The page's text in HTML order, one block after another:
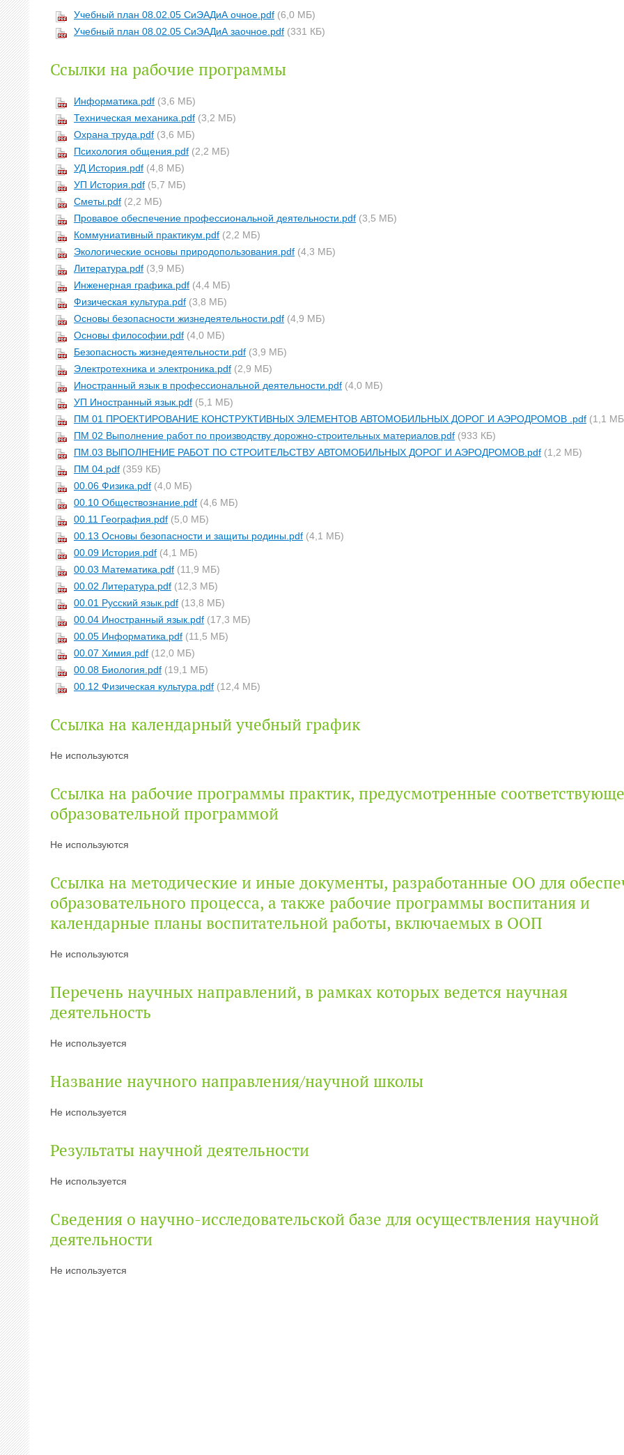
Учебный план 08.02.05 СиЭАДиА очное.pdf (6,0 МБ)
Учебный план 08.02.05 СиЭАДиА заочное.pdf (331 КБ)
Ссылки на рабочие программы
Информатика.pdf (3,6 МБ)
Техническая механика.pdf (3,2 МБ)
Охрана труда.pdf (3,6 МБ)
Психология общения.pdf (2,2 МБ)
УД История.pdf (4,8 МБ)
УП История.pdf (5,7 МБ)
Сметы.pdf (2,2 МБ)
Провавое обеспечение профессиональной деятельности.pdf (3,5 МБ)
Коммуниативный практикум.pdf (2,2 МБ)
Экологические основы природопользования.pdf (4,3 МБ)
Литература.pdf (3,9 МБ)
Инженерная графика.pdf (4,4 МБ)
Физическая культура.pdf (3,8 МБ)
Основы безопасности жизнедеятельности.pdf (4,9 МБ)
Основы философии.pdf (4,0 МБ)
Безопасность жизнедеятельности.pdf (3,9 МБ)
Электротехника и электроника.pdf (2,9 МБ)
Иностранный язык в профессиональной деятельности.pdf (4,0 МБ)
УП Иностранный язык.pdf (5,1 МБ)
ПМ 01 ПРОЕКТИРОВАНИЕ КОНСТРУКТИВНЫХ ЭЛЕМЕНТОВ АВТОМОБИЛЬНЫХ ДОРОГ И АЭРОДРОМОВ .pdf (1,1
ПМ 02 Выполнение работ по производству дорожно-строительных материалов.pdf (933 КБ)
ПМ.03 ВЫПОЛНЕНИЕ РАБОТ ПО СТРОИТЕЛЬСТВУ АВТОМОБИЛЬНЫХ ДОРОГ И АЭРОДРОМОВ.pdf (1,2 МБ)
ПМ 04.pdf (359 КБ)
00.06 Физика.pdf (4,0 МБ)
00.10 Обществознание.pdf (4,6 МБ)
00.11 География.pdf (5,0 МБ)
00.13 Основы безопасности и защиты родины.pdf (4,1 МБ)
00.09 История.pdf (4,1 МБ)
00.03 Математика.pdf (11,9 МБ)
00.02 Литература.pdf (12,3 МБ)
00.01 Русский язык.pdf (13,8 МБ)
00.04 Иностранный язык.pdf (17,3 МБ)
00.05 Информатика.pdf (11,5 МБ)
00.07 Химия.pdf (12,0 МБ)
00.08 Биология.pdf (19,1 МБ)
00.12 Физическая культура.pdf (12,4 МБ)
Ссылка на календарный учебный график
Не используются
Ссылка на рабочие программы практик, предусмотренные
образовательной программой
Не используются
Ссылка на методические и иные документы, разработанные ОО для
образовательного процесса, а также рабочие программы воспитания и
календарные планы воспитательной работы, включаемых в ООП
Не используются
Перечень научных направлений, в рамках которых ведется научная
деятельность
Не используется
Название научного направления/научной школы
Не используется
Результаты научной деятельности
Не используется
Сведения о научно-исследовательской базе для осуществления научной
деятельности
Не используется